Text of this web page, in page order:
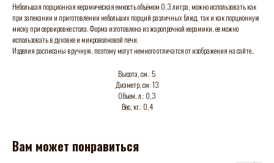
Небольшая порционная керамическая емкость объёмом 0,3 литра, можно использовать как
при запекании и приготовлении небольших порций различных блюд, так и как порционную
миску при сервировке стола. Форма изготовлена из жаропрочной керамики, ее можно
использовать в духовке и микроволновой печи.
Изделия расписаны вручную, поэтому могут немного отличатся от изображения на сайте..
Высота, см.: 5
Диаметр, см: 13
Объем, л.: 0,3
Вес, кг.: 0,4
Вам может понравиться